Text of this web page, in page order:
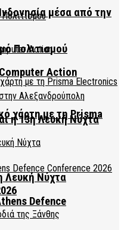
Πολιτισμού
χάρτη με τη Prisma
Defence
μέσα από την
Action
η 13η Λευκή Νύχτα
Λευκή Νύχτα